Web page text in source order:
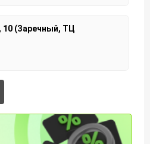
(Заречный, ТЦ